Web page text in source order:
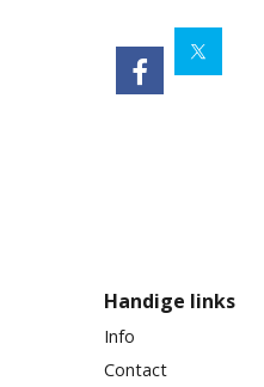
Handige links
Info
Contact